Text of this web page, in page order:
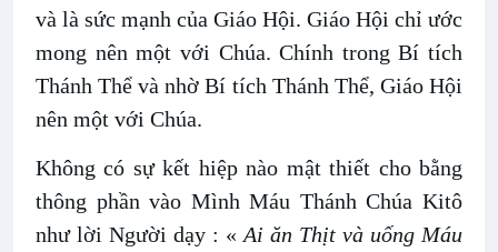
và là sức mạnh của Giáo Hội. Giáo Hội chỉ ước
mong nên một với Chúa. Chính trong Bí tích
Thánh Thể và nhờ Bí tích Thánh Thể, Giáo Hội
nên một với Chúa.
Không có sự kết hiệp nào mật thiết cho bằng
thông phần vào Mình Máu Thánh Chúa Kitô
như lời Người dạy : « Ai ăn Thịt và uống Máu